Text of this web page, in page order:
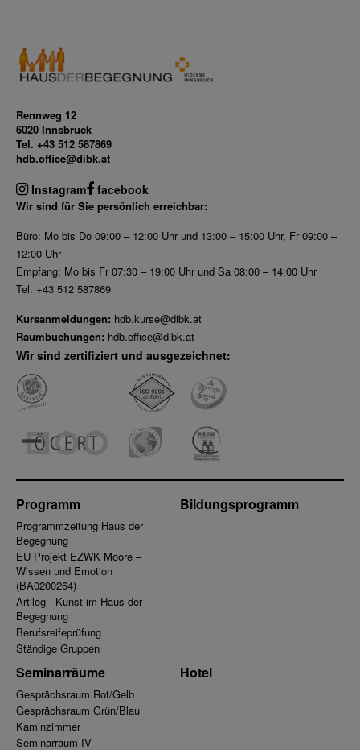
Rennweg 12
6020 Innsbruck
Tel. +43 512 587869
hdb.office@dibk.at
Instagram facebook
Wir sind für Sie persönlich erreichbar:
Büro: Mo bis Do 09:00 – 12:00 Uhr und 13:00 – 15:00 Uhr, Fr 09:00 –
12:00 Uhr
Empfang: Mo bis Fr 07:30 – 19:00 Uhr und Sa 08:00 – 14:00 Uhr
Tel. +43 512 587869
Kursanmeldungen: hdb.kurse@dibk.at
Raumbuchungen: hdb.office@dibk.at
Wir sind zertifiziert und ausgezeichnet:
Programm
Programmzeitung Haus der
Begegnung
EU Projekt EZWK Moore –
Wissen und Emotion
(BA0200264)
Artilog - Kunst im Haus der
Begegnung
Berufsreifeprüfung
Ständige Gruppen
Bildungsprogramm
Seminarräume
Gesprächsraum Rot/Gelb
Gesprächsraum Grün/Blau
Kaminzimmer
Seminarraum IV
Hotel